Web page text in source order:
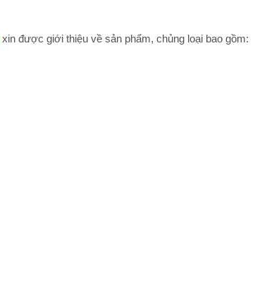
xin được giới thiệu về sản phẩm, chủng loại bao gồm: